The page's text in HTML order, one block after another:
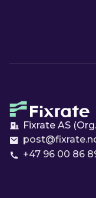
Fixrate AS
+47 96 00 86